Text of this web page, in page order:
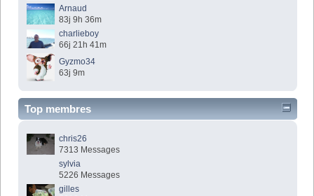
Arnaud
83j 9h 36m
charlieboy
66j 21h 41m
Gyzmo34
63j 9m
Top membres
chris26
7313 Messages
sylvia
5226 Messages
gilles